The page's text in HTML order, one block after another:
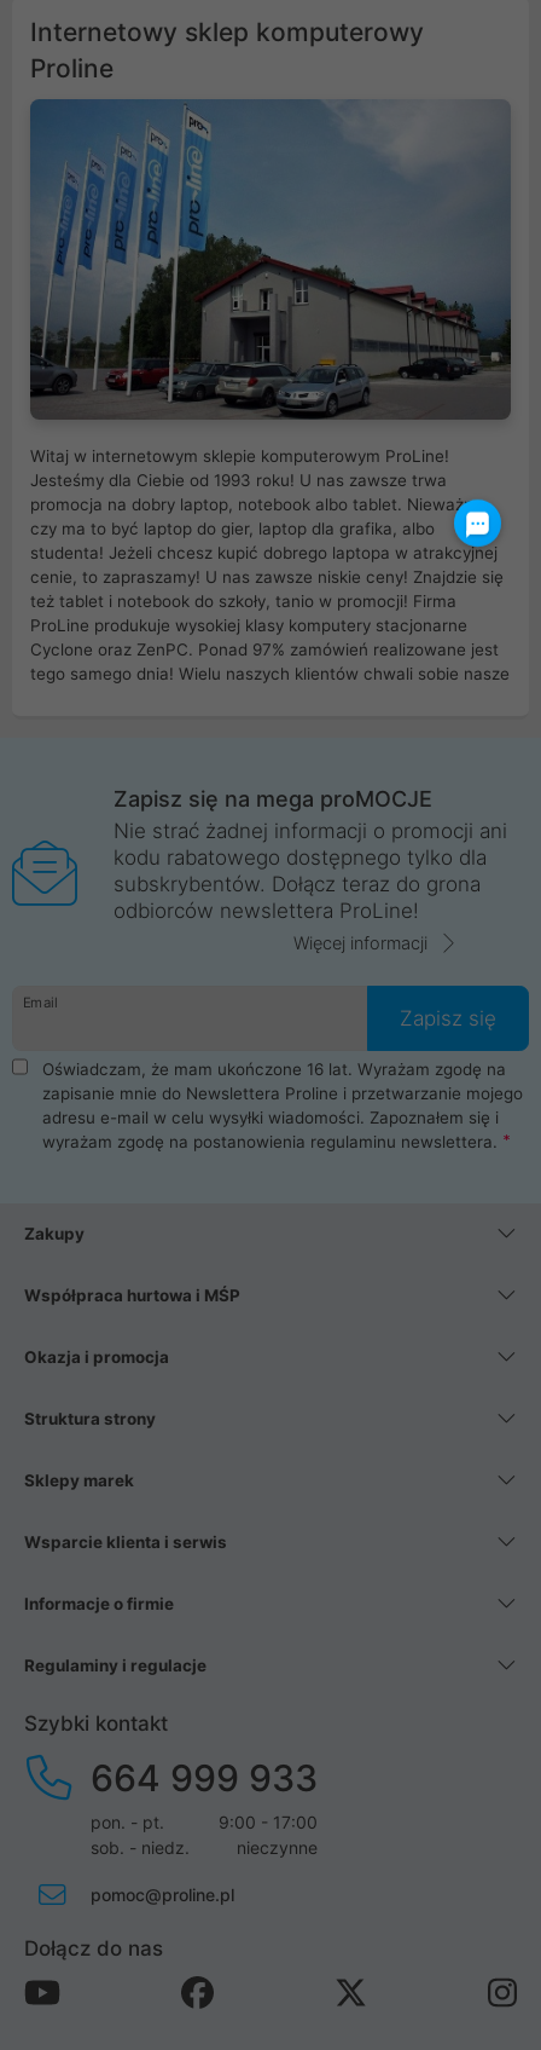
Internetowy sklep komputerowy
Proline
Witaj w internetowym sklepie komputerowym ProLine!
Jesteśmy dla Ciebie od 1993 roku! U nas zawsze trwa
promocja na dobry laptop, notebook albo tablet. Nieważne
czy ma to być laptop do gier, laptop dla grafika, albo
studenta! Jeżeli chcesz kupić dobrego laptopa w atrakcyjnej
cenie, to zapraszamy! U nas zawsze niskie ceny! Znajdzie się
też tablet i notebook do szkoły, tanio w promocji! Firma
ProLine produkuje wysokiej klasy komputery stacjonarne
Cyclone oraz ZenPC. Ponad 97% zamówień realizowane jest
tego samego dnia! Wielu naszych klientów chwali sobie nasze
Wrocław, Poznań, Legnica, Katowice, Gliwice, Kalisz, Bytom,
Trzebnica, Opole. Szybka i profesjonalna obsługa!
ProLine to polska firma ze 100% polskim kapitałem. Działamy
legalnie i płacimy podatki w naszym kraju! Posiadamy siedzibę
główną w Mirkowie oraz salony na terenie kraju. Cała
komunikacja ze sklepem komputerowym ProLine jest
danych osobowych. Dlatego zakup notebooka albo laptopa w
ProLine to czysta przyjemność i pełne bezpieczeństwo.
Zaopatrzysz się u nas w akcesoria i części komputerowe
takie jak procesory, karty graficzne, płyty główne, pamięci,
dyski SSD, M.2 oraz HDD. Nasi pracownicy pomogą Ci wybrać
najlepszy zasilacz komputerowy oraz obudowę do komputera.
Poza komputerami mamy również najlepsze na rynku
Smartfony takich producentów jak Xiaomi, Apple, Samsung i
wentylatory. Na koniec mając już to wszystko, możesz
Zapisz się na mega proMOCJE
Nie strać żadnej informacji o promocji ani
kodu rabatowego dostępnego tylko dla
subskrybentów. Dołącz teraz do grona
odbiorców newslettera ProLine!
Więcej informacji
Email
Zapisz się
Oświadczam, że mam ukończone 16 lat. Wyrażam zgodę na
zapisanie mnie do Newslettera Proline i przetwarzanie mojego
adresu e-mail w celu wysyłki wiadomości. Zapoznałem się i
wyrażam zgodę na postanowienia regulaminu newslettera.
Zakupy
Współpraca hurtowa i MŚP
Okazja i promocja
Struktura strony
Sklepy marek
Wsparcie klienta i serwis
Informacje o firmie
Regulaminy i regulacje
Szybki kontakt
664 999 933
pon. - pt.
9:00 - 17:00
sob. - niedz.
nieczynne
pomoc@proline.pl
Dołącz do nas